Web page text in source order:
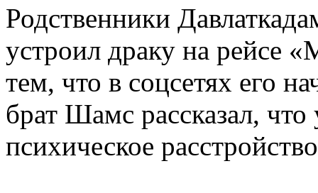
Родственники
устроил драку на рейсе
тем, что в соцсетях его
брат Шамс рассказал, что
психическое